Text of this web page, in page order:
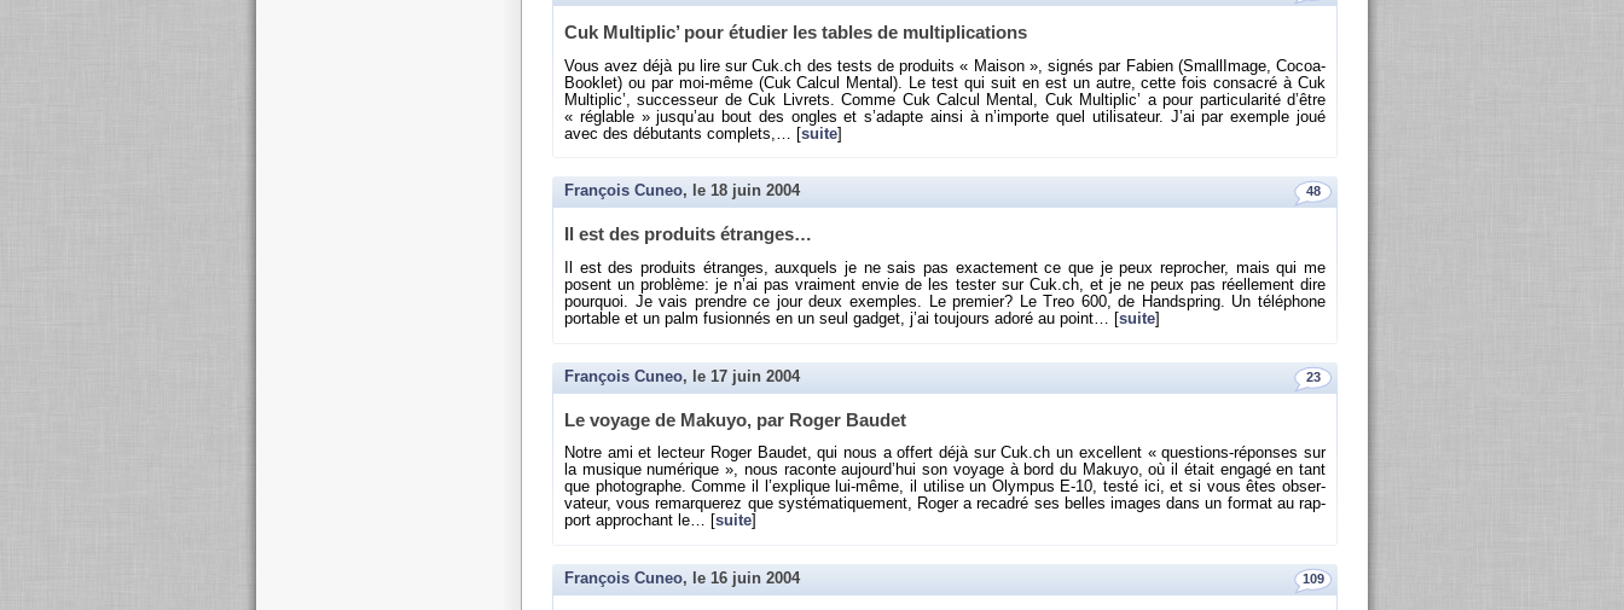
Cuk Mul­ti­plic’ pour étu­dier les tables de mul­ti­pli­ca­tions
Vous avez déjà pu lire sur Cuk.​ch des tests de pro­duits « Mai­son », si­gnés par Fa­bien (Smal­lI­mage, Co­coa­
Book­let) ou par moi-même (Cuk Cal­cul Men­tal). Le test qui suit en est un autre, cette fois consa­cré à Cuk
Mul­ti­plic’, suc­ces­seur de Cuk Li­vrets. Comme Cuk Cal­cul Men­tal, Cuk Mul­ti­plic’ a pour par­ti­cu­la­rité d’être
« ré­glable » jus­qu’au bout des ongles et s’adapte ainsi à n’im­porte quel uti­li­sa­teur. J’ai par exemple joué
avec des dé­bu­tants com­plets,… [suite]
48
François Cuneo, le 18 juin 2004
Il est des pro­duits étranges…
Il est des pro­duits étranges, aux­quels je ne sais pas exac­te­ment ce que je peux re­pro­cher, mais qui me
posent un pro­blème: je n’ai pas vrai­ment envie de les tes­ter sur Cuk.​ch, et je ne peux pas réel­le­ment dire
pour­quoi. Je vais prendre ce jour deux exemples. Le pre­mier? Le Treo 600, de Hand­spring. Un té­lé­phone
por­table et un palm fu­sion­nés en un seul gad­get, j’ai tou­jours adoré au point… [ suite
23
François Cuneo, le 17 juin 2004
Le voyage de Ma­kuyo, par Roger Bau­det
Notre ami et lec­teur Roger Bau­det, qui nous a of­fert déjà sur Cuk.​ch un ex­cellent « ques­tions-ré­ponses sur
la mu­sique nu­mé­rique », nous ra­conte au­jour­d’hui son voyage à bord du Ma­kuyo, où il était en­gagé en tant
que pho­to­graphe. Comme il l’ex­plique lui-même, il uti­lise un Olym­pus E-10, testé ici, et si vous êtes ob­ser­
va­teur, vous re­mar­que­rez que sys­té­ma­ti­que­ment, Roger a re­ca­dré ses belles images dans un for­mat au rap­
port ap­pro­chant le… [ suite
109
François Cuneo, le 16 juin 2004